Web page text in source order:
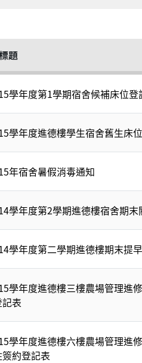
題
學年度第1學期宿舍候補床位登
學年度進德樓學生宿舍舊生床
年宿舍暑假消毒通知
學年度第2學期進德樓宿舍期末
學年度第二學期進德樓期末提
學年度進德樓三樓農場管理進
表
學年度進德樓六樓農場管理進
約登記表